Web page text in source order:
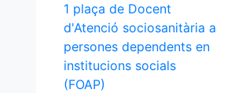
1 plaça de Docent
d'Atenció sociosanitària a
persones dependents en
institucions socials
(FOAP)